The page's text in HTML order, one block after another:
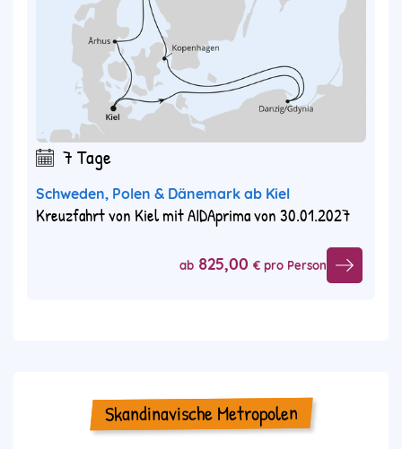
7 Tage
Schweden, Polen & Dänemark ab Kiel
Kreuzfahrt von Kiel mit AIDAprima von 30.01.2027
ab 825,00 € pro Person
Skandinavische Metropolen